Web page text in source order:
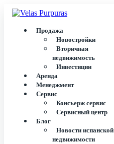
Продажа
Новостройки
Вторичная
недвижимость
Инвестиции
Аренда
Менеджмент
Сервис
Консьерж сервис
Сервисный центр
Блог
Новости испанской
недвижимости